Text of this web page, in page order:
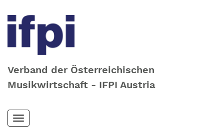
Verband der Österreichischen
Musikwirtschaft - IFPI Austria
Skip
to
Toggle
navigation